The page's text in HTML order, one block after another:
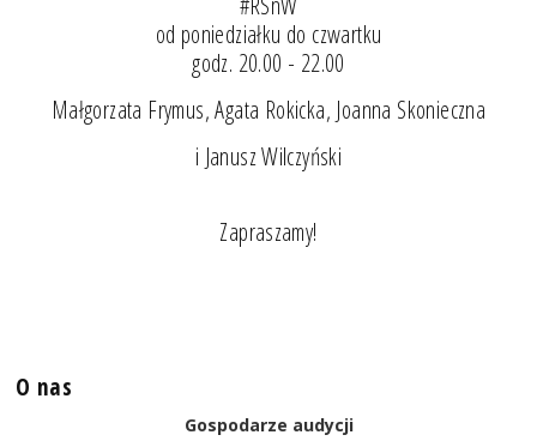
od poniedziałku do czwartku
godz. 20.00 - 22.00
Małgorzata Frymus, Agata Rokicka, Joanna Skonieczna
i Janusz Wilczyński
Zapraszamy!
O nas
Gospodarze audycji